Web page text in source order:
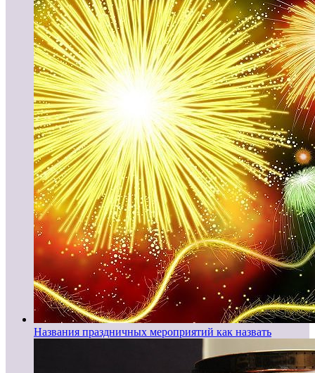
Названия праздничных мероприятий как назвать